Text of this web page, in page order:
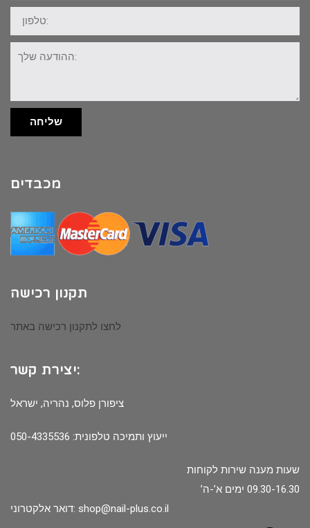
טלפון:
ההודעה
שלך:
שליחה
מכבדים
תקנון רכישה
לחצו לתקנון רכישה באתר
יצירת קשר:
ציפורן פלוס, נהריה, ישראל
ייעוץ ותמיכה טלפונית: 050-4335536
שעות מענה שירות לקוחות
09.30-16.30 ימים א’-ה’
דואר אלקטרוני: shop@nail-plus.co.il